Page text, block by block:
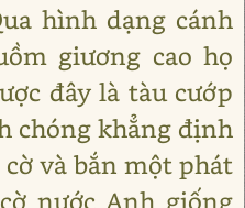
hình dạng cánh
giương cao họ
đây là tàu cướp
chóng khẳng định
và bắn một phát
nước Anh giống